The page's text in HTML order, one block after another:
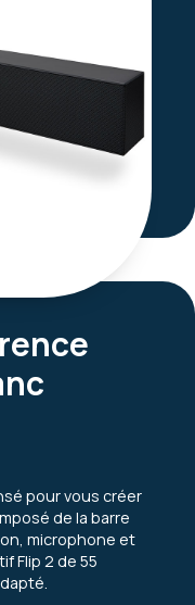
pour vous créer
de la barre
microphone et
Flip 2 de 55